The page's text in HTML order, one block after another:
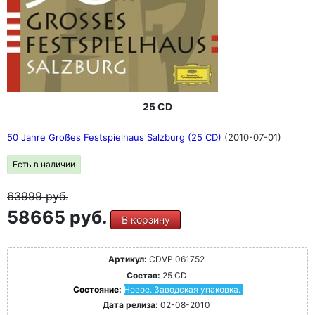
25 CD
50 Jahre Großes Festspielhaus Salzburg (25 CD) (2010-07-01)
Есть в наличии
63999руб.
58665 руб. В корзину
Артикул: CDVP 061752
Состав: 25 CD
Состояние: Новое. Заводская упаковка.
Дата релиза: 02-08-2010